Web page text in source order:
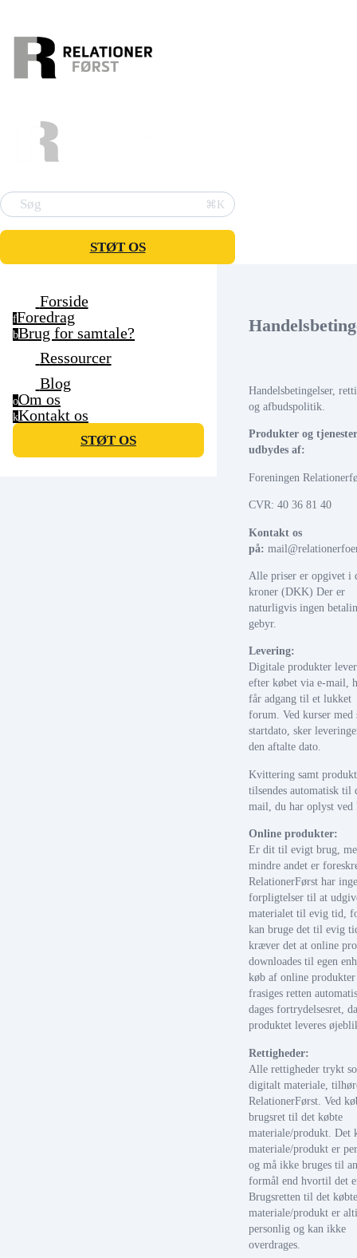
Søg ⌘K
STØT OS
Forside
fForedrag
bBrug for samtale?
Ressourcer
Blog
oOm os
kKontakt os
STØT OS
Handelsbetingelser,
og afbudspolitik.
Produkter og tjenester
udbydes af:
Foreningen
CVR: 40 36 81 40
Kontakt os
på:
Alle priser er opgivet i
kroner (DKK) Der er
naturligvis ingen
gebyr.
Levering:
Digitale produkter
efter købet via e-mail,
får adgang til et lukket
forum. Ved kurser med
startdato, sker
den aftalte dato.
Kvittering samt produkt
tilsendes automatisk til
mail, du har oplyst ved
Online produkter:
Er dit til evigt brug,
mindre andet er
RelationerFørst har
forpligtelser til at
materialet til evig tid,
kan bruge det til evig
kræver det at online
downloades til egen
køb af online produkter
frasiges retten
dages fortrydelsesret, da
produktet leveres
Rettigheder:
Alle rettigheder trykt
digitalt materiale,
RelationerFørst. Ved
brugsret til det købte
materiale/produkt. Det
materiale/produkt er
og må ikke bruges til
formål end hvortil det
Brugsretten til det købte
materiale/produkt er
personlig og kan ikke
overdrages.